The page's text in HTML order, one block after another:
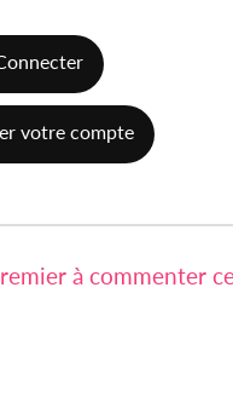
votre compte
à commenter